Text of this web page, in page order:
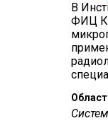
В
ФИЦ